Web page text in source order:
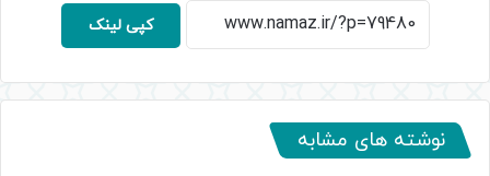
کپی لینک
نوشته های مشابه